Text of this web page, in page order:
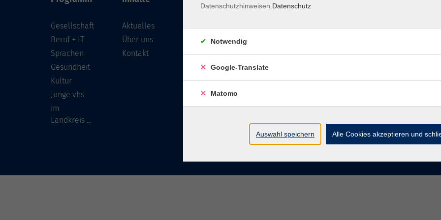
Gesellschaft
Beruf + IT
Sprachen
Gesundheit
Kultur
Junge vhs
im
Landkreis ...
Aktuelles
Über uns
Kontakt
96450 Coburg
info@vhs-coburg.de
Tel: 09561 8825-0
Datenschutzhinweisen. Datenschutz
Notwendig
Google-Translate
Matomo
Auswahl speichern Alle Cookies akzeptieren und